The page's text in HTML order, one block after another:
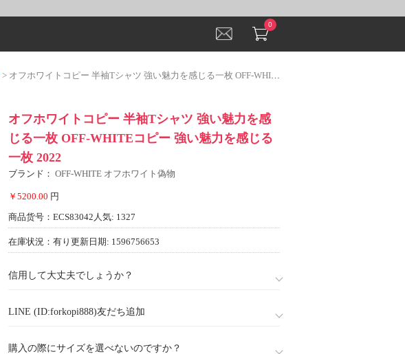
0
> オフホワイトコピー 半袖Tシャツ 強い魅力を感じる一枚 OFF-WHITEコピー 強い魅力を感じる一枚 2022
オフホワイトコピー 半袖Tシャツ 強い魅力を感
じる一枚 OFF-WHITEコピー 強い魅力を感じる
一枚 2022
ブランド： OFF-WHITE オフホワイト偽物
￥5200.00 円
商品货号：ECS83042 人気: 1327
在庫状況：有り 更新日期: 1596756653
信用して大丈夫でしょうか？
LINE (ID:forkopi888)友だち追加
購入の際にサイズを選べないのですか？